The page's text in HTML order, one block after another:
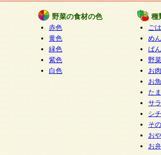
るよう監督します。
個人情報の開示等および問い合わせ窓口
の求めにより、当社が本件により取得
目的の通知・開示・内容の訂正・追加
去及び第三者への提供の禁止（以下、
す。）に応じます。
応じる窓口は以下になります。
く食堂個人情報お客様相談窓口 paku-
を与えることは任意ですが、個人情報
だけない場合には、当社のサービスの
野菜の食材の色
赤色
黄色
緑色
紫色
白色
種
ご
めん
ぱん
野
お
お
た
サ
シ
そ
お
お